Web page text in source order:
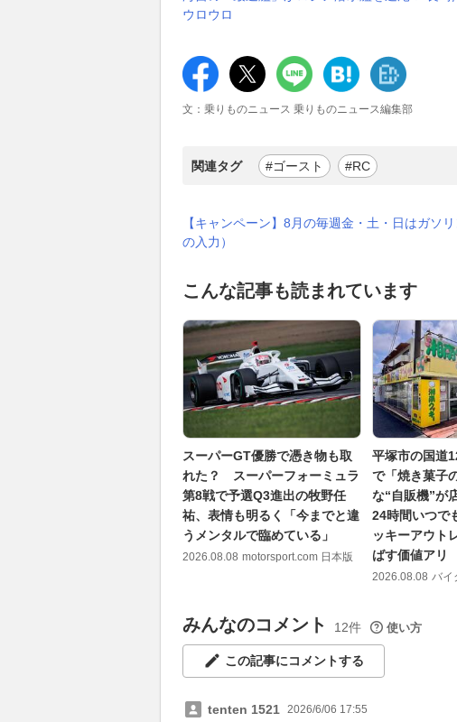
ウロウロ
文：乗りものニュース 乗りものニュース編集部
関連タグ #ゴースト #RC
【キャンペーン】8月の毎週金・土・日はガソ
の入力）
こんな記事も読まれています
スーパーGT優勝で憑き物も取
れた？ スーパーフォーミュラ
第8戦で予選Q3進出の牧野任
祐、表情も明るく「今までと違
うメンタルで臨めている」
2026.08.08 motorsport.com 日本版
平塚市の国道
で「焼き菓
な“自販機”が
24時間いつで
ッキーアウト
ばす価値アリ
2026.08.08 バイ
みんなのコメント 12件 使い方
この記事にコメントする
tenten 1521 2026/6/06 17:55